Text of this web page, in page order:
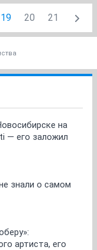
19 20 21
на
— его заложил
знали о самом
артиста, его